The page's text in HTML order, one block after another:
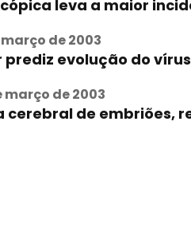
leva a maior
de 2003
evolução do
de 2003
de embriões,